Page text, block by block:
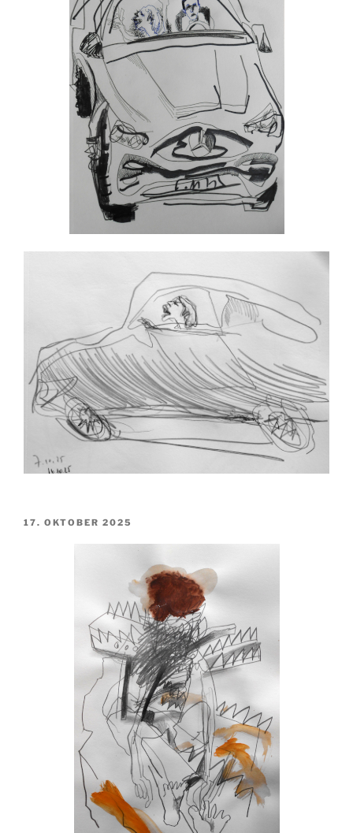
VERÖFFENTLICHT
17. OKTOBER 2025